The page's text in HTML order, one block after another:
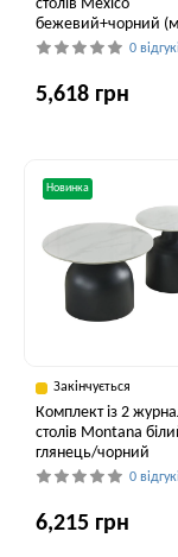
столів Mexico
бежевий+чорний
0
5,618 грн
Новинка
Закінчується
Комплект із 2
столів Montana
глянець/чорний
0
6,215 грн